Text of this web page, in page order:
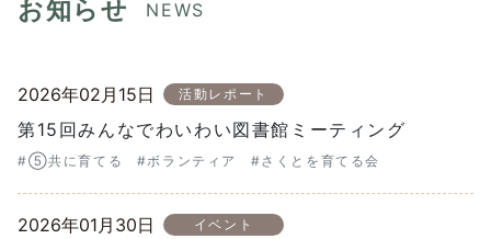
お知らせ NEWS
2026年02月15日 活動レポート
第15回みんなでわいわい図書館ミーティング
#⑤共に育てる #ボランティア #さくとを育てる会
2026年01月30日 イベント